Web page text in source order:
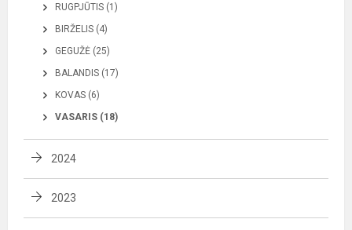
RUGPJŪTIS (1)
BIRŽELIS (4)
GEGUŽĖ (25)
BALANDIS (17)
KOVAS (6)
VASARIS (18)
2024
2023